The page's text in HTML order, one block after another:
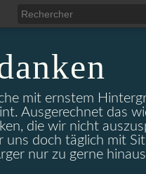
mit ernstem
Ausgerechnet das
die wir nicht
uns doch täglich mit
nur zu gerne